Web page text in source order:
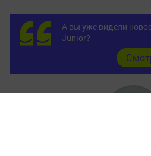
А вы уже видели
Junior?